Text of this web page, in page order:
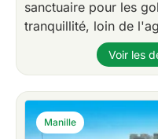
sanctuaire pour les
tranquillité, loin de
Voir les
Manille